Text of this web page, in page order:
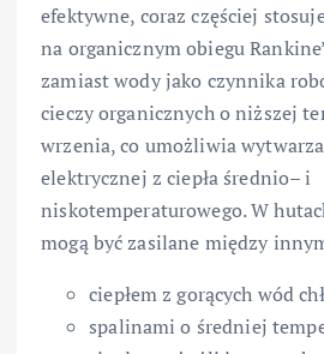
efektywne, coraz częściej
na organicznym obiegu
zamiast wody jako czynnika
cieczy organicznych o niższej
wrzenia, co umożliwia
elektrycznej z ciepła średnio– i
niskotemperaturowego. W
mogą być zasilane między
ciepłem z gorących wód
spalinami o średniej